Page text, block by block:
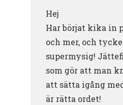
Hej
Har börjat kika in
och mer, och
supermysig!
som gör att man
att sätta igång
är rätta ordet!